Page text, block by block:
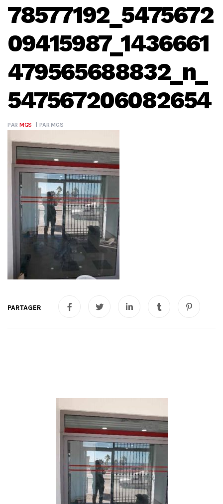
78577192_5475672
09415987_1436661
479565688832_n_
547567206082654
PAR MGS PARMGS